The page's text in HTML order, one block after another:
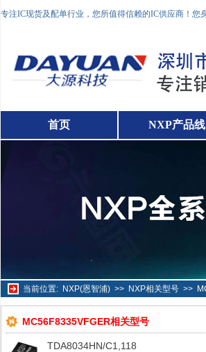
专注IC现货及配单行业，您所值得信赖的IC供应商！
首页 NXP产品线
当前位置: NXP(恩智浦)>> NXP相关型号>>
MC56F8335VFGER相关型号
TDA8034HN/C1,118